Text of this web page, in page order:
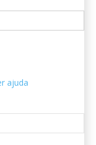
ajuda